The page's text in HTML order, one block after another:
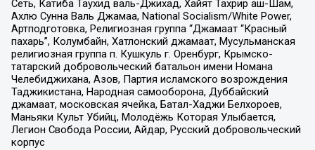
Сеть, Катиба Таухид валь-Джихад, Хайят Тахрир аш-Шам,
Ахлю Сунна Валь Джамаа, National Socialism/White Power,
Артподготовка, Религиозная группа “Джамаат “Красный
пахарь”, Колумбайн, Хатлонский джамаат, Мусульманская
религиозная группа п. Кушкуль г. Оренбург, Крымско-
татарский добровольческий батальон имени Номана
Челебиджихана, Азов, Партия исламского возрождения
Таджикистана, Народная самооборона, Дуббайский
джамаат, московская ячейка, Батал-Хаджи Белхороев,
Маньяки Культ Убийц, Молодёжь Которая Улыбается,
Легион Свобода России, Айдар, Русский добровольческий
корпус